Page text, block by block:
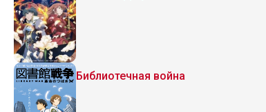
Библиотечная война